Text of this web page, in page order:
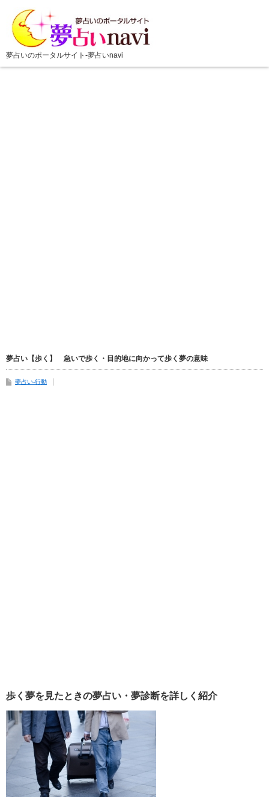
夢占い【歩く】 急いで歩く・目的地に向かって歩く夢の意味
夢占い-行動
歩く夢を見たときの夢占い・夢診断を詳しく紹介